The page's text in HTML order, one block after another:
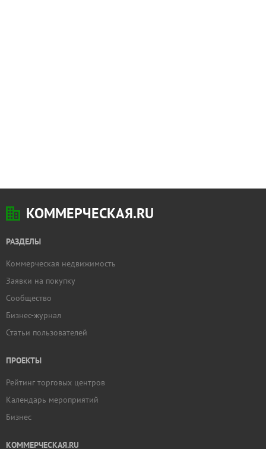
КОММЕРЧЕСКАЯ.RU
РАЗДЕЛЫ
Коммерческая недвижимость
Заявки на покупку
Сообщество
Бизнес-журнал
Статьи пользователей
ПРОЕКТЫ
Рейтинг торговых центров
Календарь мероприятий
Бизнес
КОММЕРЧЕСКАЯ.RU